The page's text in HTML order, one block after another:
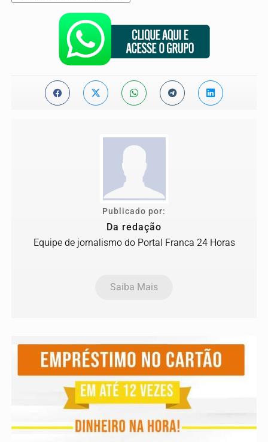
Publicado por:
Da redação
Equipe de jornalismo do Portal Franca 24 Horas
Saiba Mais